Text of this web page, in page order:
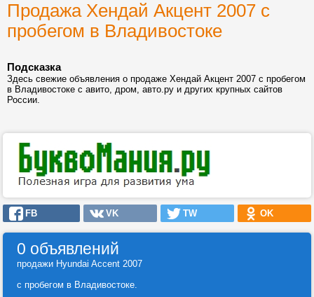
Продажа Хендай Акцент 2007 с
пробегом в Владивостоке
Подсказка
Здесь свежие объявления о продаже Хендай Акцент 2007 с пробегом
в Владивостоке с авито, дром, авто.ру и других крупных сайтов
России.
FB VK TW OK
0 объявлений
продажи Hyundai Accent 2007
с пробегом в Владивостоке.